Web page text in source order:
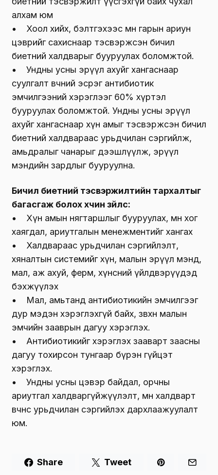
алхам юм
• Хоол хийх, бэлтгэхээс өмнө гарын ариун
цэврийг сахиснаар тэсвэржсэн бичил
биетний халдварыг бууруулах боломжтой.
• Ундны усны эрүүл ахуйг хангаснаар
суулгалт өвчний эсрэг антибиотик
эмчилгээний хэрэглээг 60% хүртэл
бууруулах боломжтой. Ундны усны эрүүл
ахуйг хангаснаар хүн амыг тэсвэржсэн бичил
биетний халдвараас урьдчилан сэргийлж,
амьдралыг чанарыг дээшлүүлж, эрүүл
мэндийн зардлыг бууруулна.
Бичил биетний тэсвэржилтийн тархалтыг
багасгаж болох хүчин зүйлс:
• Хүн амын нягтаршлыг бууруулах, мөн хог
хаягдал, ариутгалын менежментийг хангах
• Халдвараас урьдчилан сэргийлэлт,
хяналтын системийг хүн, малын эрүүл мэнд,
мал, аж ахуй, ферм, хүнсний үйлдвэрүүдэд
бэхжүүлэх
• Мал, амьтанд антибиотикийн эмчилгээг
дур мэдэн хэрэглэхгүй байх, зөвхөн малын
эмчийн зааврын дагуу хэрэглэх.
• Антибиотикийг хэрэглэх зааварт заасны
дагуу тохирсон тунгаар бүрэн гүйцэт
хэрэглэх.
• Ундны усны цэвэр байдал, орчны
ариутгал халдваргүйжүүлэлт, мөн халдварт
өвчнөөс урьдчилан сэргийлэх дархлаажуулалт
юм.
Share Tweet